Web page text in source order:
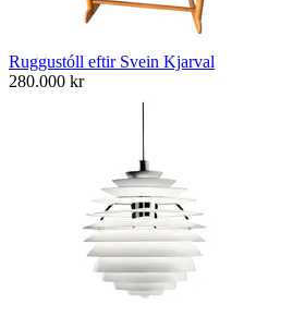
Ruggustóll eftir Svein Kjarval
280.000 kr